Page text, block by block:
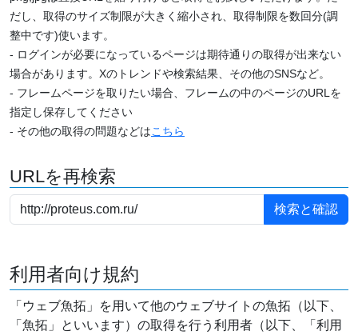
だし、取得のサイズ制限が大きく縮小され、取得制限を数回分(調
整中です)使います。
- ログインが必要になっているページは期待通りの取得が出来ない
場合があります。Xのトレンドや検索結果、その他のSNSなど。
- フレームページを取りたい場合、フレームの中のページのURLを
指定し保存してください
- その他の取得の問題などはこちら
URLを再検索
利用者向け規約
「ウェブ魚拓」を用いて他のウェブサイトの魚拓（以下、
「魚拓」といいます）の取得を行う利用者（以下、「利用